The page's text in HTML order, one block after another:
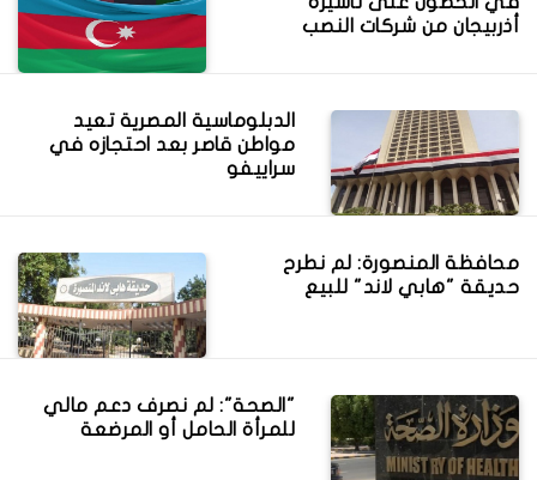
أذربيجان من شركات النصب
الدبلوماسية المصرية تعيد
مواطن قاصر بعد احتجازه في
سراييفو
محافظة المنصورة: لم نطرح
حديقة "هابي لاند" للبيع
"الصحة": لم نصرف دعم مالي
للمرأة الحامل أو المرضعة